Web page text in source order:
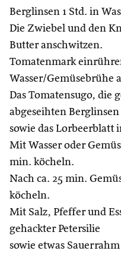
Berglinsen 1 Std. in
Die Zwiebel und den
Butter anschwitzen.
Tomatenmark
Wasser/Gemüsebrühe
Das Tomatensugo, die
abgeseihten Berglinsen
sowie das Lorbeerblatt
Mit Wasser oder
min. köcheln.
Nach ca. 25 min.
köcheln.
Mit Salz, Pfeffer und
gehackter Petersilie
sowie etwas